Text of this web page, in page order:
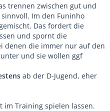
trennen zwischen gut und
Im den Funinho
Das fordert die
und spornt die
denen die immer nur auf den
und sie wollen ggf
ab der D-Jugend, eher
im Training spielen lassen.